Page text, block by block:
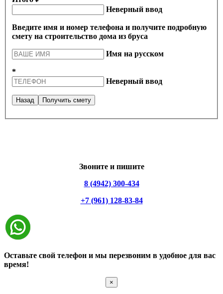
Неверный ввод
Введите имя и номер телефона и получите подробную
смету на строительство дома из бруса
Имя на русском
*
Неверный ввод
Назад Получить смету
Звоните и пишите
8 (4942) 300-434
+7 (961) 128-83-84
Оставьте свой телефон и мы перезвоним в удобное для вас
время!
×